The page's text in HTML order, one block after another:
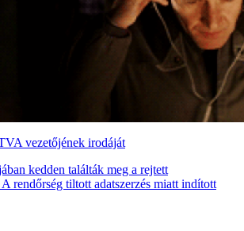
vezetőjének irodáját
kedden találták meg a rejtett
rendőrség tiltott adatszerzés miatt indított